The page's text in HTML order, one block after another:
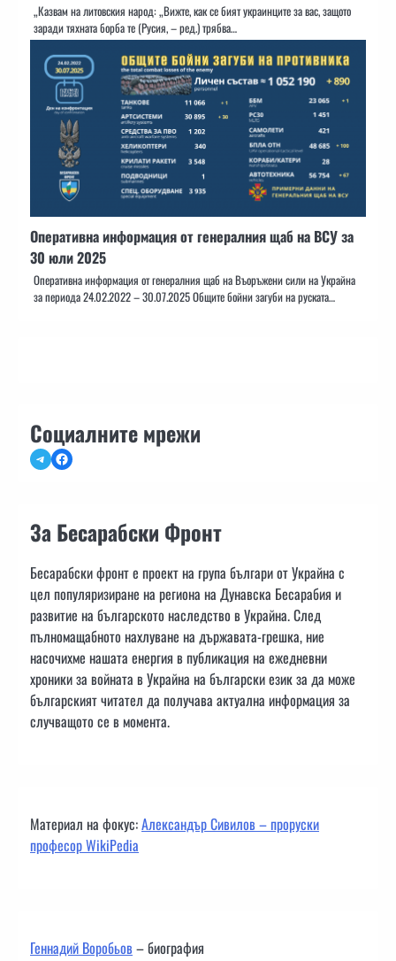
„Казвам на литовския народ: „Вижте, как се бият украинците за вас, защото
заради тяхната борба те (Русия, – ред.) трябва…
Оперативна информация от генералния щаб на ВСУ за
30 юли 2025
Оперативна информация от генералния щаб на Въоръжени сили на Украйна
за периода 24.02.2022 – 30.07.2025 Общите бойни загуби на руската…
Социалните мрежи
TelegramFacebook
За Бесарабски Фронт
Бесарабски фронт е проект на група българи от Украйна с
цел популяризиране на региона на Дунавска Бесарабия и
развитие на българското наследство в Украйна. След
пълномащабното нахлуване на държавата-грешка, ние
насочихме нашата енергия в публикация на ежедневни
хроники за войната в Украйна на български език за да може
българският читател да получава актуална информация за
случващото се в момента.
Материал на фокус:Александър Сивилов – проруски
професор WikiPedia
Геннадий Воробьов– биография